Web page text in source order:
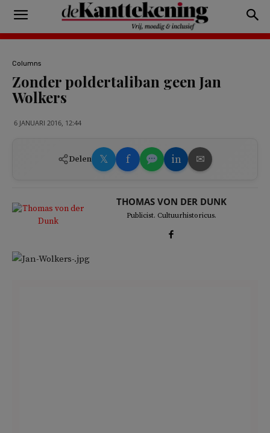
Columns
Zonder poldertaliban geen Jan
Wolkers
6 JANUARI 2016, 12:44
Delen 𝕏 f in ✉
THOMAS VON DER DUNK
Publicist. Cultuurhistoricus.